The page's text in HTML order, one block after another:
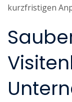
kurzfristigen